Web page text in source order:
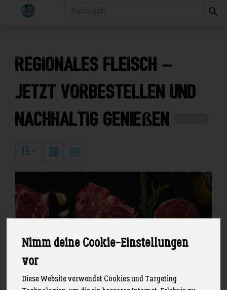
Nimm deine Cookie-Einstellungen
vor
Diese Website verwendet Cookies und Targeting
Regionales Fleisch –
jetzt vorbestellen und
nachhaltig genießen